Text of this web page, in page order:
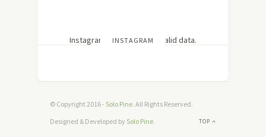
INSTAGRAM
Instagram has returned invalid data.
© Copyright 2016 - Solo Pine. All Rights Reserved.
TOP
Designed & Developed by Solo Pine.